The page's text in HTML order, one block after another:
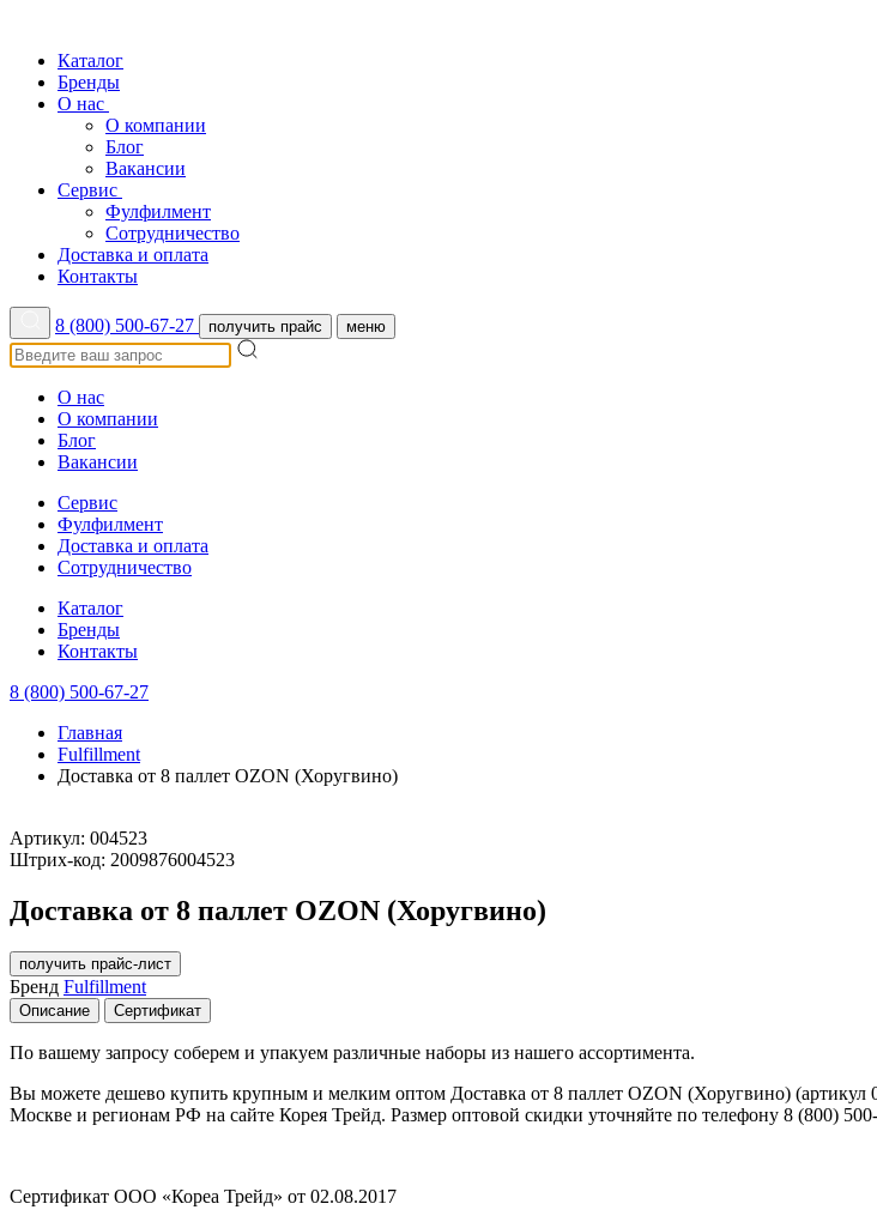
Каталог
Бренды
О нас
О компании
Блог
Вакансии
Сервис
Фулфилмент
Сотрудничество
Доставка и оплата
Контакты
8 (800) 500-67-27 получить прайс меню
О нас
О компании
Блог
Вакансии
Сервис
Фулфилмент
Доставка и оплата
Сотрудничество
Каталог
Бренды
Контакты
8 (800) 500-67-27
Главная
Fulfillment
Доставка от 8 паллет OZON (Хоругвино)
Артикул: 004523
Штрих-код: 2009876004523
Доставка от 8 паллет OZON (Хоругвино)
получить прайс-лист
Бренд Fulfillment
Описание Сертификат
По вашему запросу соберем и упакуем различные наборы из нашего ассортимента.
Вы можете дешево купить крупным и мелким оптом Доставка от 8 паллет OZON (Хоругвино) (артикул
Москве и регионам РФ на сайте Корея Трейд. Размер оптовой скидки уточняйте по телефону 8 (800)
Сертификат ООО «Кореа Трейд» от 02.08.2017